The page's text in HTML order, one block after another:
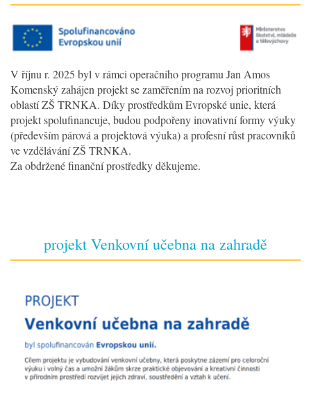
V říjnu r. 2025 byl v rámci operačního programu Jan Amos
Komenský zahájen projekt se zaměřením na rozvoj prioritních
oblastí ZŠ TRNKA. Díky prostředkům Evropské unie, která
projekt spolufinancuje, budou podpořeny inovativní formy výuky
(především párová a projektová výuka) a profesní růst pracovníků
ve vzdělávání ZŠ TRNKA.
Za obdržené finanční prostředky děkujeme.
projekt Venkovní učebna na zahradě